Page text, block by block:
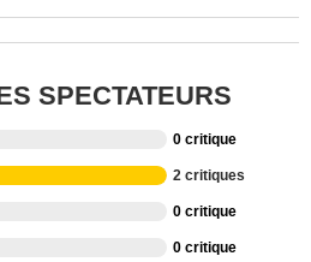
SPECTATEURS
0 critique
2 critiques
0 critique
0 critique